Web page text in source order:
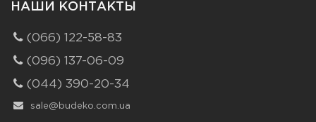
НАШИ КОНТАКТЫ
(066) 122-58-83
(096) 137-06-09
(044) 390-20-34
sale@budeko.com.ua